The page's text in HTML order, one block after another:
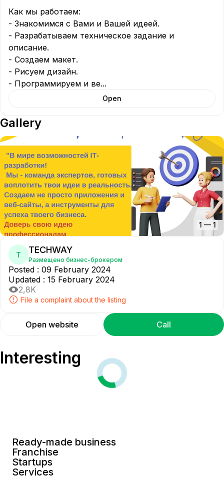
Как мы работаем:
- Знакомимся с Вами и Вашей идеей.
- Разрабатываем техническое задание и
описание.
- Создаем макет.
- Рисуем дизайн.
- Программируем и ве...
Open
Gallery
1 — 1
T TECHWAY
Размещено бизнес-брокером
Posted : 09 February 2024
Updated : 15 February 2024
2,8K
File a complaint about the listing
Call
Open website
Interesting
Ready-made business
Franchise
Startups
Services